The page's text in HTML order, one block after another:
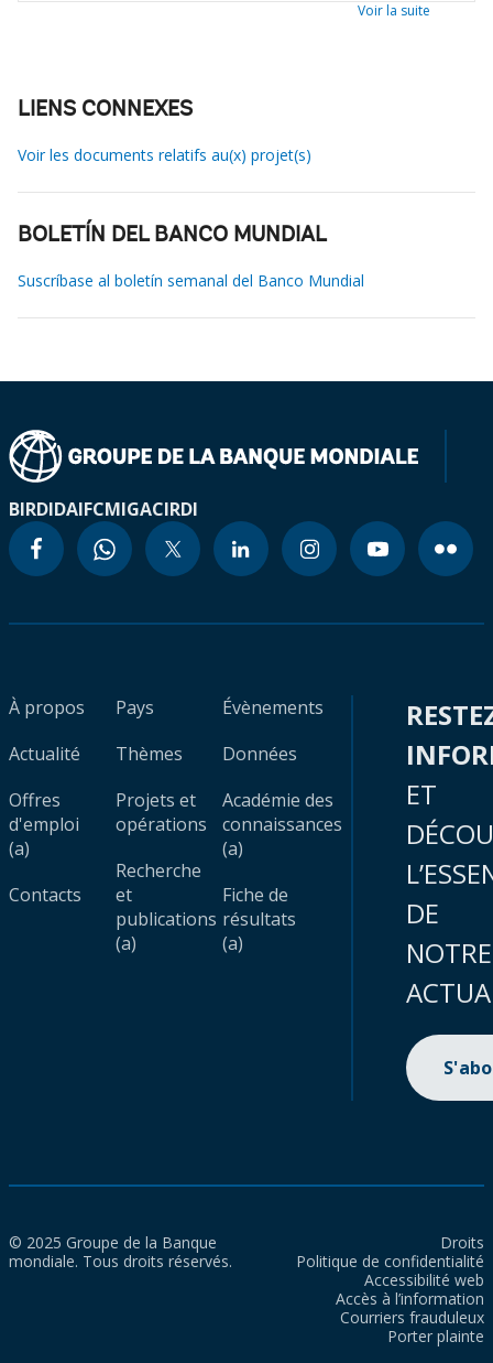
Voir la suite
LIENS CONNEXES
Voir les documents relatifs au(x) projet(s)
BOLETÍN DEL BANCO MUNDIAL
Suscríbase al boletín semanal del Banco Mundial
BIRDIDAIFCMIGACIRDI
À propos
Actualité
Offres
d'emploi
(a)
Contacts
Pays
Thèmes
Projets et
opérations
Recherche
et
publications
(a)
Évènements
Données
Académie des
connaissances
(a)
Fiche de
résultats
(a)
ET
DE
NOTRE
© 2025 Groupe de la Banque
mondiale. Tous droits réservés.
Droits
Politique de confidentialité
Accessibilité web
Accès à l’information
Courriers frauduleux
Porter plainte